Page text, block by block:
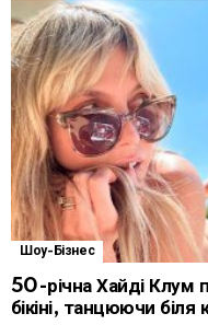
Шоу-Бізнес
50-річна Хайді Клум
бікіні, танцюючи біля